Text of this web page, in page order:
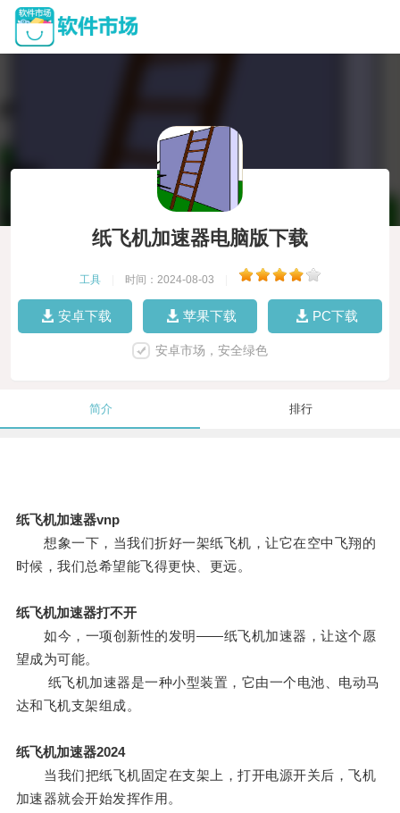
纸飞机加速器电脑版下载
工具 时间：2024-08-03
安卓下载 苹果下载 PC下载
安卓市场，安全绿色
简介 排行
纸飞机加速器vnp
想象一下，当我们折好一架纸飞机，让它在空中飞翔的
时候，我们总希望能飞得更快、更远。
纸飞机加速器打不开
如今，一项创新性的发明——纸飞机加速器，让这个愿
望成为可能。
纸飞机加速器是一种小型装置，它由一个电池、电动马
达和飞机支架组成。
纸飞机加速器2024
当我们把纸飞机固定在支架上，打开电源开关后，飞机
加速器就会开始发挥作用。